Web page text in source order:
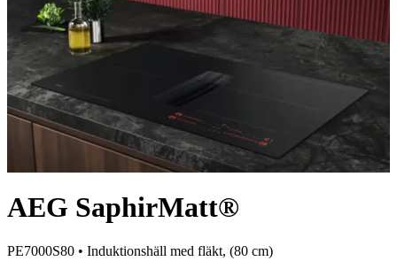
AEG SaphirMatt®
PE7000S80 • Induktionshäll med fläkt, (80 cm)